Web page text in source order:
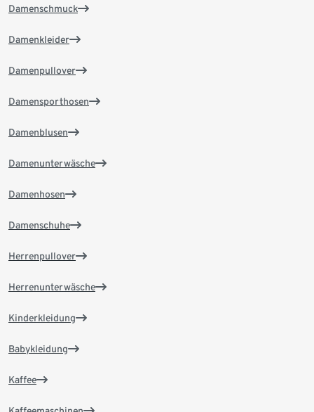
Damenschmuck
Damenkleider
Damenpullover
Damensporthosen
Damenblusen
Damenunterwäsche
Damenhosen
Damenschuhe
Herrenpullover
Herrenunterwäsche
Kinderkleidung
Babykleidung
Kaffee